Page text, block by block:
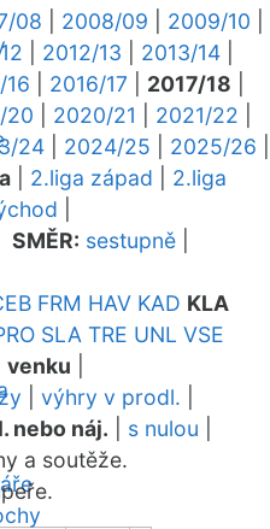
08 2008/09 2009/10
2012/13 2013/14
16 2016/17 2017/18
20 2020/21 2021/22
24 2024/25 2025/26
2.liga západ
2.liga
SMĚR: sestupně
FRM HAV KAD KLA
SLA TRE UNL VSE
venku
výhry v prodl.
nebo náj. s nulou
a soutěže.